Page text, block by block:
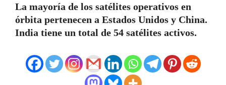
La mayoría de los satélites operativos en
órbita pertenecen a Estados Unidos y China.
India tiene un total de 54 satélites activos.